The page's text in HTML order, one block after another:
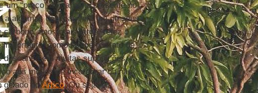
um “preço” ao carbono presente no
a algumas dezenas (em um de seus
carbono, anos mais tarde, refez o
como também o fato de
em muitas suposições,
aos modos de incorporar ou não
gelado doÁrtico. Ou seja, a